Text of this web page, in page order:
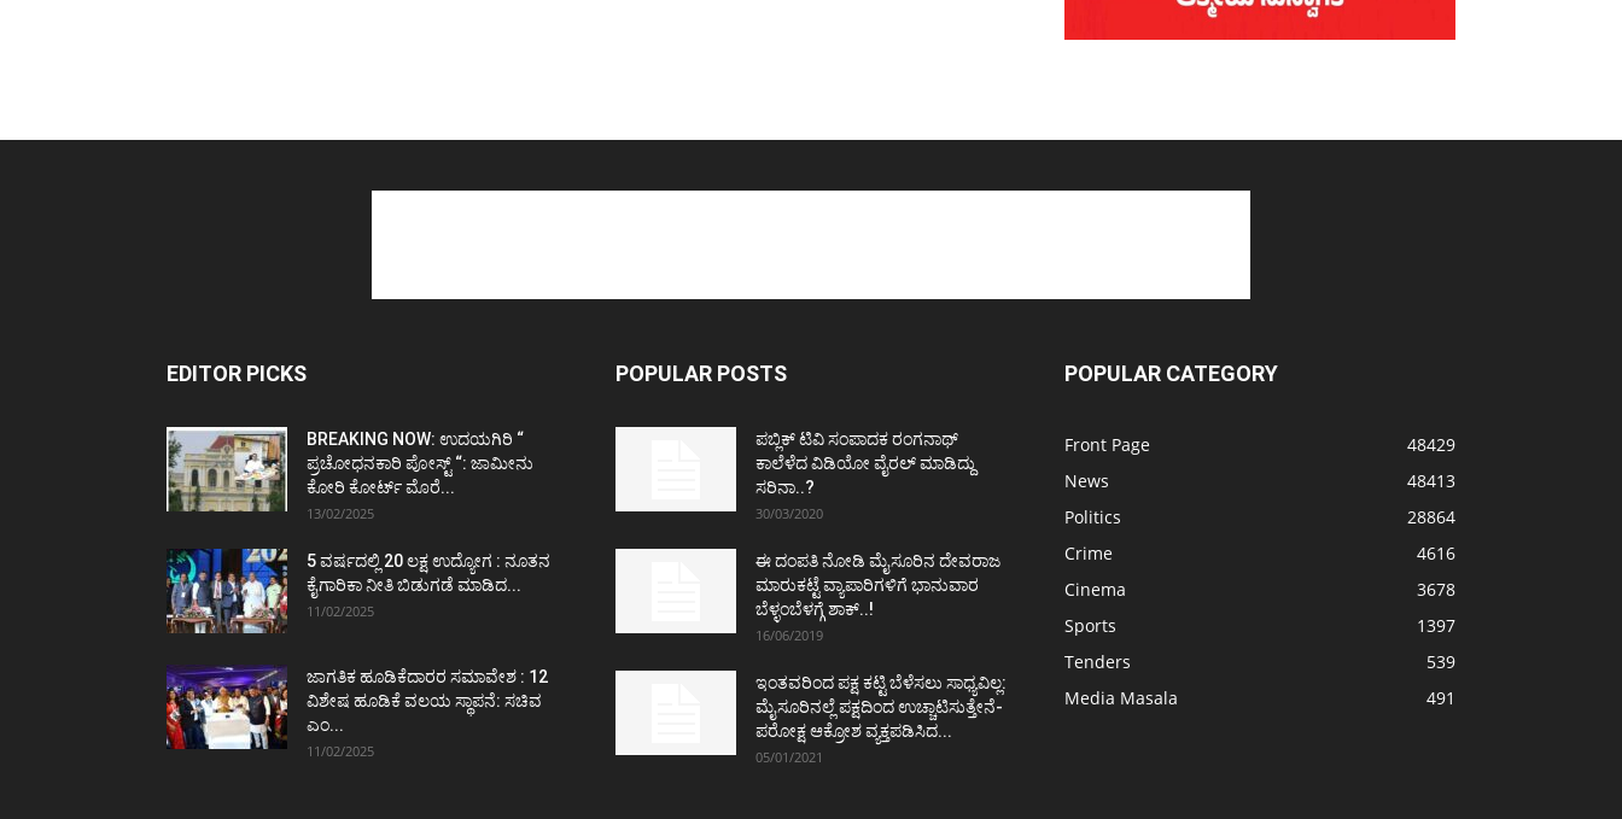
EDITOR PICKS
BREAKING NOW: ಉದಯಗಿರಿ “
ಪ್ರಚೋಧನಕಾರಿ ಪೋಸ್ಟ್‌ “: ಜಾಮೀನು
ಕೋರಿ ಕೋರ್ಟ್‌ ಮೊರೆ...
13/02/2025
5 ವರ್ಷದಲ್ಲಿ 20 ಲಕ್ಷ ಉದ್ಯೋಗ : ನೂತನ
ಕೈಗಾರಿಕಾ ನೀತಿ ಬಿಡುಗಡೆ ಮಾಡಿದ...
11/02/2025
ಜಾಗತಿಕ ಹೂಡಿಕೆದಾರರ ಸಮಾವೇಶ : 12
ವಿಶೇಷ ಹೂಡಿಕೆ ವಲಯ ಸ್ಥಾಪನೆ: ಸಚಿವ
ಎಂ...
11/02/2025
POPULAR POSTS
ಪಬ್ಲಿಕ್ ಟಿವಿ ಸಂಪಾದಕ ರಂಗನಾಥ್
ಕಾಲೆಳೆದ ವಿಡಿಯೋ ವೈರಲ್ ಮಾಡಿದ್ದು
ಸರಿನಾ..?
30/03/2020
ಈ ದಂಪತಿ ನೋಡಿ ಮೈಸೂರಿನ ದೇವರಾಜ
ಮಾರುಕಟ್ಟೆ ವ್ಯಾಪಾರಿಗಳಿಗೆ ಭಾನುವಾರ
ಬೆಳ್ಳಂಬೆಳಗ್ಗೆ ಶಾಕ್..!
16/06/2019
ಇಂತವರಿಂದ ಪಕ್ಷ ಕಟ್ಟಿ ಬೆಳೆಸಲು ಸಾಧ್ಯವಿಲ್ಲ:
ಮೈಸೂರಿನಲ್ಲೆ ಪಕ್ಷದಿಂದ ಉಚ್ಚಾಟಿಸುತ್ತೇನೆ-
ಪರೋಕ್ಷ ಆಕ್ರೋಶ ವ್ಯಕ್ತಪಡಿಸಿದ...
05/01/2021
POPULAR CATEGORY
Front Page
48429
News
48413
Politics
28864
Crime
4616
Cinema
3678
Sports
1397
Tenders
539
Media Masala
491